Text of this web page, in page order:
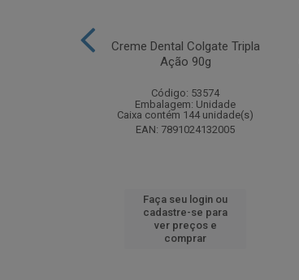
Creme Dental Colgate Tripla
Ação 90g
Código: 53574
Embalagem: Unidade
Caixa contém 144 unidade(s)
EAN: 7891024132005
Faça seu login ou
cadastre-se para
ver preços e
comprar